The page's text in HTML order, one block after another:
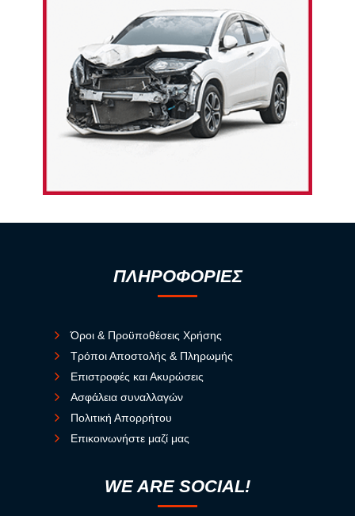
ΠΛΗΡΟΦΟΡΙΕΣ
Όροι & Προϋποθέσεις Χρήσης
Τρόποι Αποστολής & Πληρωμής
Επιστροφές και Ακυρώσεις
Ασφάλεια συναλλαγών
Πολιτική Απορρήτου
Επικοινωνήστε μαζί μας
WE ARE SOCIAL!